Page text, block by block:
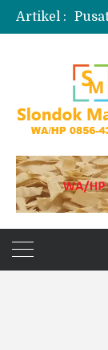
Artikel :
Jual